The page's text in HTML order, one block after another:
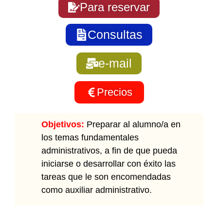
Para reservar
Consultas
e-mail
Precios
Objetivos: Preparar al alumno/a en
los temas fundamentales
administrativos, a fin de que pueda
iniciarse o desarrollar con éxito las
tareas que le son encomendadas
como auxiliar administrativo.